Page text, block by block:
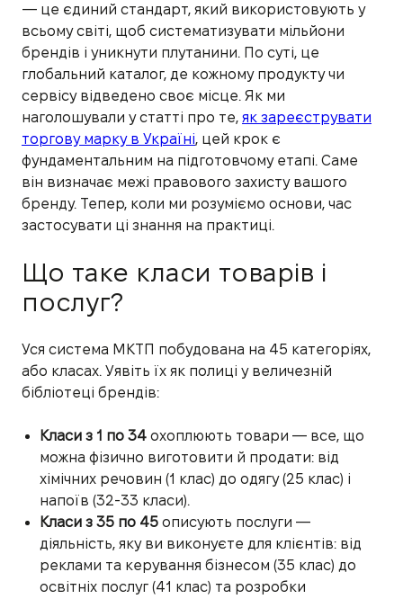
— це єдиний стандарт, який використовують у
всьому світі, щоб систематизувати мільйони
брендів і уникнути плутанини. По суті, це
глобальний каталог, де кожному продукту чи
сервісу відведено своє місце. Як ми
наголошували у статті про те, як зареєструвати
торгову марку в Україні, цей крок є
фундаментальним на підготовчому етапі. Саме
він визначає межі правового захисту вашого
бренду. Тепер, коли ми розуміємо основи, час
застосувати ці знання на практиці.
Що таке класи товарів і
послуг?
Уся система МКТП побудована на 45 категоріях,
або класах. Уявіть їх як полиці у величезній
бібліотеці брендів:
Класи з 1 по 34 охоплюють товари — все, що
можна фізично виготовити й продати: від
хімічних речовин (1 клас) до одягу (25 клас) і
напоїв (32-33 класи).
Класи з 35 по 45 описують послуги —
діяльність, яку ви виконуєте для клієнтів: від
реклами та керування бізнесом (35 клас) до
освітніх послуг (41 клас) та розробки